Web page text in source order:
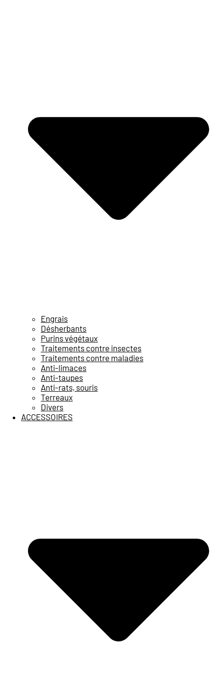
Engrais
Désherbants
Purins végétaux
Traitements contre insectes
Traitements contre maladies
Anti-limaces
Anti-taupes
Anti-rats, souris
Terreaux
Divers
ACCESSOIRES